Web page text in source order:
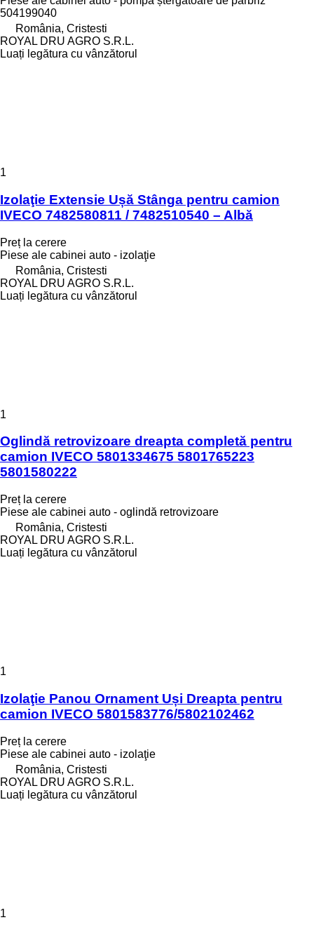
504199040
România, Cristesti
ROYAL DRU AGRO S.R.L.
Luați legătura cu vânzătorul
1
Izolaţie Extensie Ușă Stânga pentru camion
IVECO 7482580811 / 7482510540 – Albă
Preț la cerere
Piese ale cabinei auto - izolaţie
România, Cristesti
ROYAL DRU AGRO S.R.L.
Luați legătura cu vânzătorul
1
Oglindă retrovizoare dreapta completă pentru
camion IVECO 5801334675 5801765223
5801580222
Preț la cerere
Piese ale cabinei auto - oglindă retrovizoare
România, Cristesti
ROYAL DRU AGRO S.R.L.
Luați legătura cu vânzătorul
1
Izolaţie Panou Ornament Uși Dreapta pentru
camion IVECO 5801583776/5802102462
Preț la cerere
Piese ale cabinei auto - izolaţie
România, Cristesti
ROYAL DRU AGRO S.R.L.
Luați legătura cu vânzătorul
1